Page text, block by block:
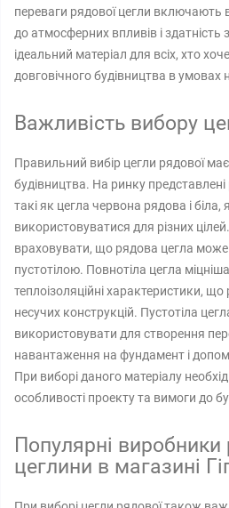
переваги рядової цегли включають
до атмосферних впливів і здатність
ідеальний матеріал для всіх, хто
довговічного будівництва в умовах
Важливість вибору
Правильний вибір цегли рядової
будівництва. На ринку представлені
такі як цегла червона рядова і біла,
використовуватися для різних
враховувати, що рядова цегла
пустотілою. Повнотіла цегла
теплоізоляційні характеристики, що
несучих конструкцій. Пустотіла
використовувати для створення
навантаження на фундамент і
При виборі даного матеріалу
особливості проекту та вимоги до
Популярні виробники
цеглини в магазині